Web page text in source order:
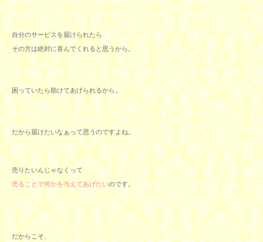
自分のサービスを届けられたら
その方は絶対に喜んでくれると思うから。
困っていたら助けてあげられるから。
だから届けたいなぁって思うのですよね。
売りたいんじゃなくって
売ることで何かを与えてあげたいのです。
だからこそ、